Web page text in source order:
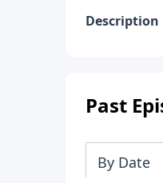
Description
Past
By Date